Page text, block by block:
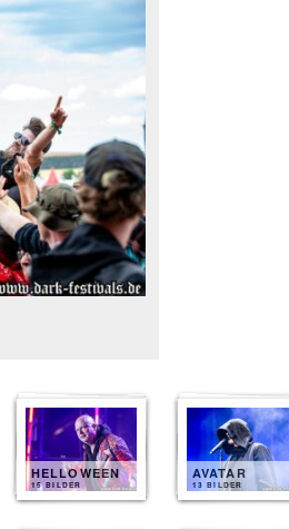
HELLOWEEN
15 BILDER
AVATAR
13 BILDER